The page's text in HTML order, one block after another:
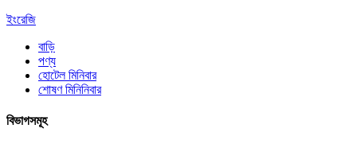
ইংরেজি
বাড়ি
পণ্য
হোটেল মিনিবার
শোষণ মিনিনিবার
বিভাগসমূহ